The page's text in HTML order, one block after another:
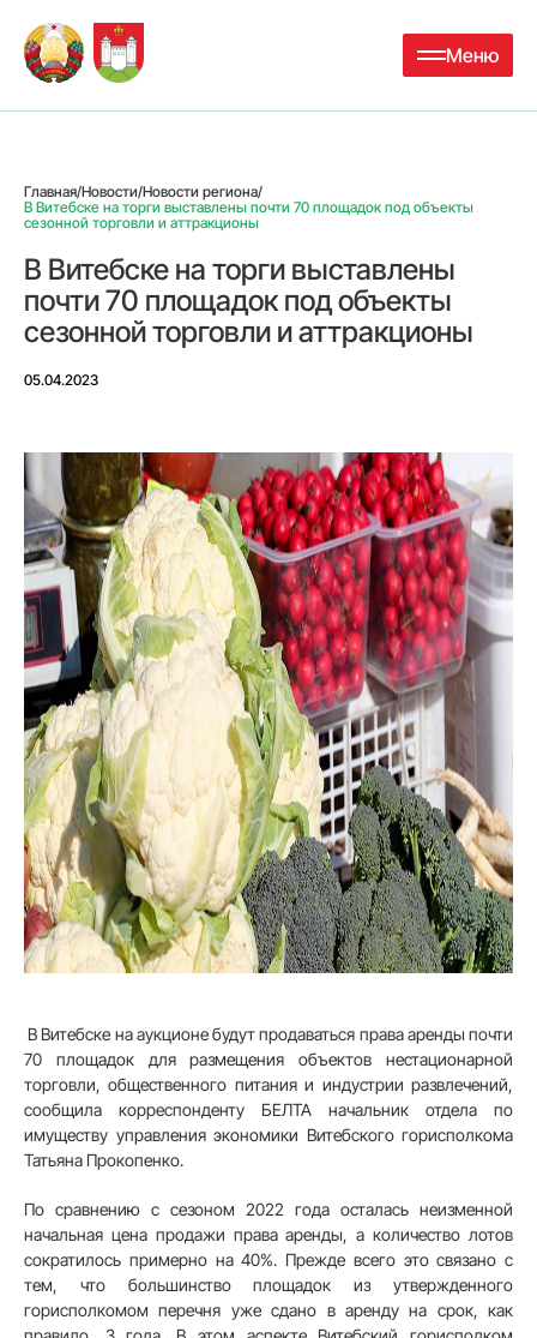
Меню
Главная/Новости/Новости региона/
В Витебске на торги выставлены почти 70 площадок под объекты
сезонной торговли и аттракционы
В Витебске на торги выставлены
почти 70 площадок под объекты
сезонной торговли и аттракционы
05.04.2023
В Витебске на аукционе будут продаваться права аренды почти
70 площадок для размещения объектов нестационарной
торговли, общественного питания и индустрии развлечений,
сообщила корреспонденту БЕЛТА начальник отдела по
имуществу управления экономики Витебского горисполкома
Татьяна Прокопенко.
По сравнению с сезоном 2022 года осталась неизменной
начальная цена продажи права аренды, а количество лотов
сократилось примерно на 40%. Прежде всего это связано с
тем, что большинство площадок из утвержденного
горисполкомом перечня уже сдано в аренду на срок, как